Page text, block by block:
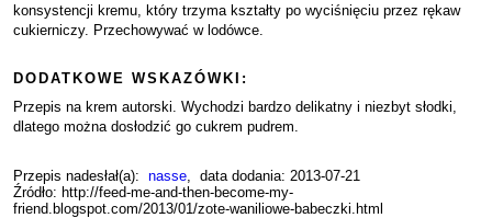
konsystencji kremu, który trzyma kształty po wyciśnięciu przez rękaw
cukierniczy. Przechowywać w lodówce.
DODATKOWE WSKAZÓWKI:
Przepis na krem autorski. Wychodzi bardzo delikatny i niezbyt słodki,
dlatego można dosłodzić go cukrem pudrem.
Przepis nadesłał(a): nasse, data dodania: 2013-07-21
Źródło: http://feed-me-and-then-become-my-
friend.blogspot.com/2013/01/zote-waniliowe-babeczki.html